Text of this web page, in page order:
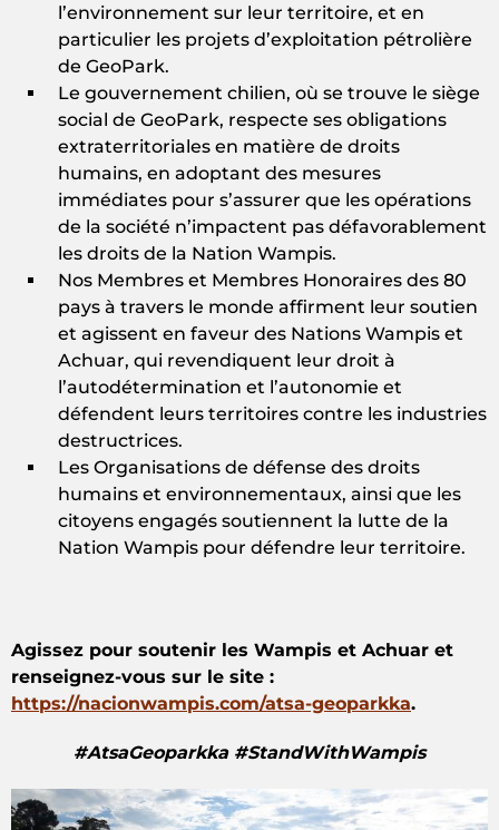
l’environnement sur leur territoire, et en
particulier les projets d’exploitation pétrolière
de GeoPark.
Le gouvernement chilien, où se trouve le siège
social de GeoPark, respecte ses obligations
extraterritoriales en matière de droits
humains, en adoptant des mesures
immédiates pour s’assurer que les opérations
de la société n’impactent pas défavorablement
les droits de la Nation Wampis.
Nos Membres et Membres Honoraires des 80
pays à travers le monde affirment leur soutien
et agissent en faveur des Nations Wampis et
Achuar, qui revendiquent leur droit à
l’autodétermination et l’autonomie et
défendent leurs territoires contre les industries
destructrices.
Les Organisations de défense des droits
humains et environnementaux, ainsi que les
citoyens engagés soutiennent la lutte de la
Nation Wampis pour défendre leur territoire.
Agissez pour soutenir les Wampis et Achuar et
renseignez-vous sur le site :
https://nacionwampis.com/atsa-geoparkka.
#AtsaGeoparkka #StandWithWampis